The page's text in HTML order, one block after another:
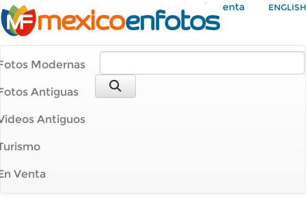
Mi Cuenta ENGLISH
Modernas
Antiguas
Antiguos
Venta